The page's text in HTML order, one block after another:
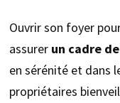
Ouvrir son foyer
assurer un cadre
en sérénité et dans
propriétaires